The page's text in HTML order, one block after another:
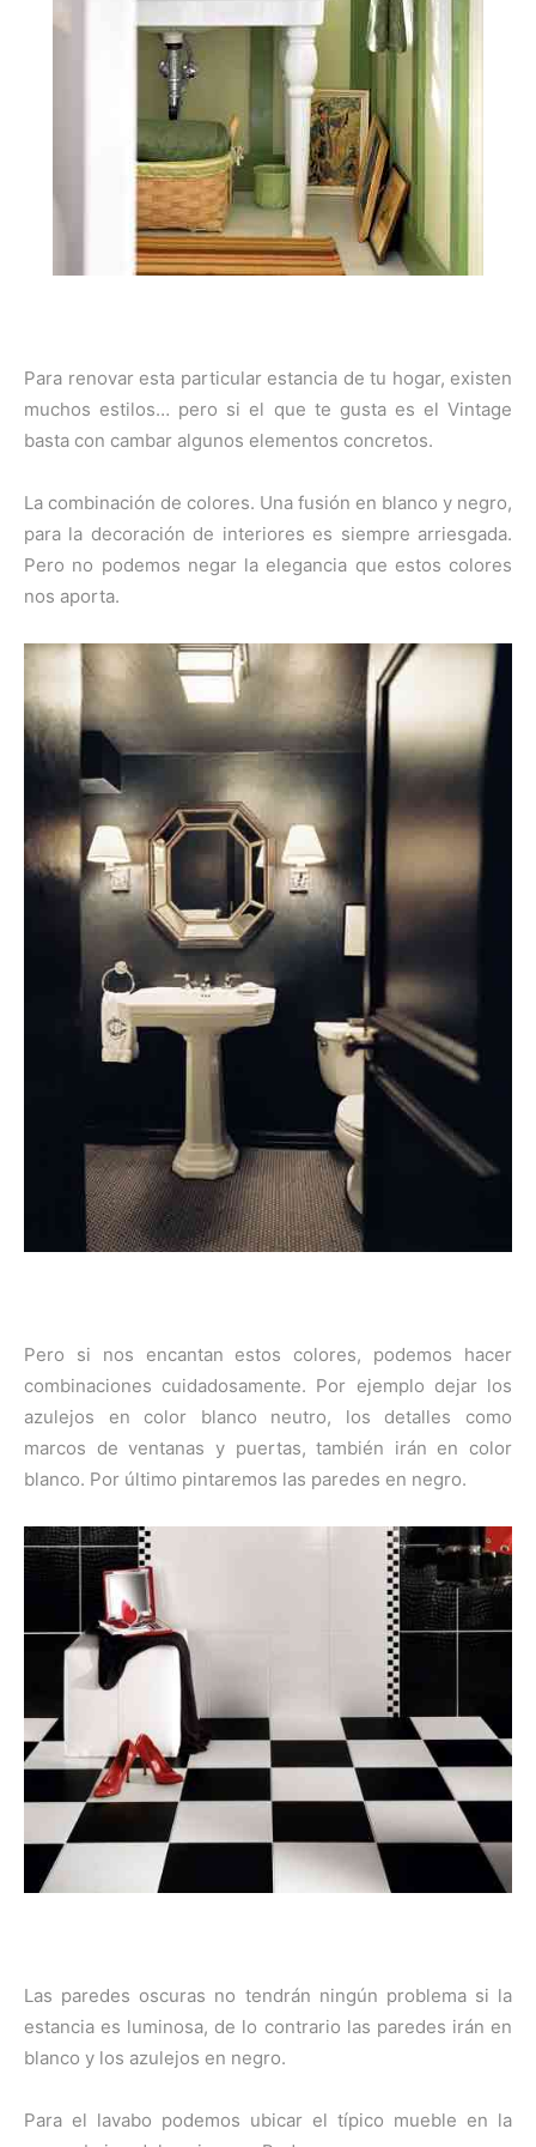
Para renovar esta particular estancia de tu hogar, existen
muchos estilos… pero si el que te gusta es el Vintage
basta con cambar algunos elementos concretos.
La combinación de colores. Una fusión en blanco y negro,
para la decoración de interiores es siempre arriesgada.
Pero no podemos negar la elegancia que estos colores
nos aporta.
Pero si nos encantan estos colores, podemos hacer
combinaciones cuidadosamente. Por ejemplo dejar los
azulejos en color blanco neutro, los detalles como
marcos de ventanas y puertas, también irán en color
blanco. Por último pintaremos las paredes en negro.
Las paredes oscuras no tendrán ningún problema si la
estancia es luminosa, de lo contrario las paredes irán en
blanco y los azulejos en negro.
Para el lavabo podemos ubicar el típico mueble en la